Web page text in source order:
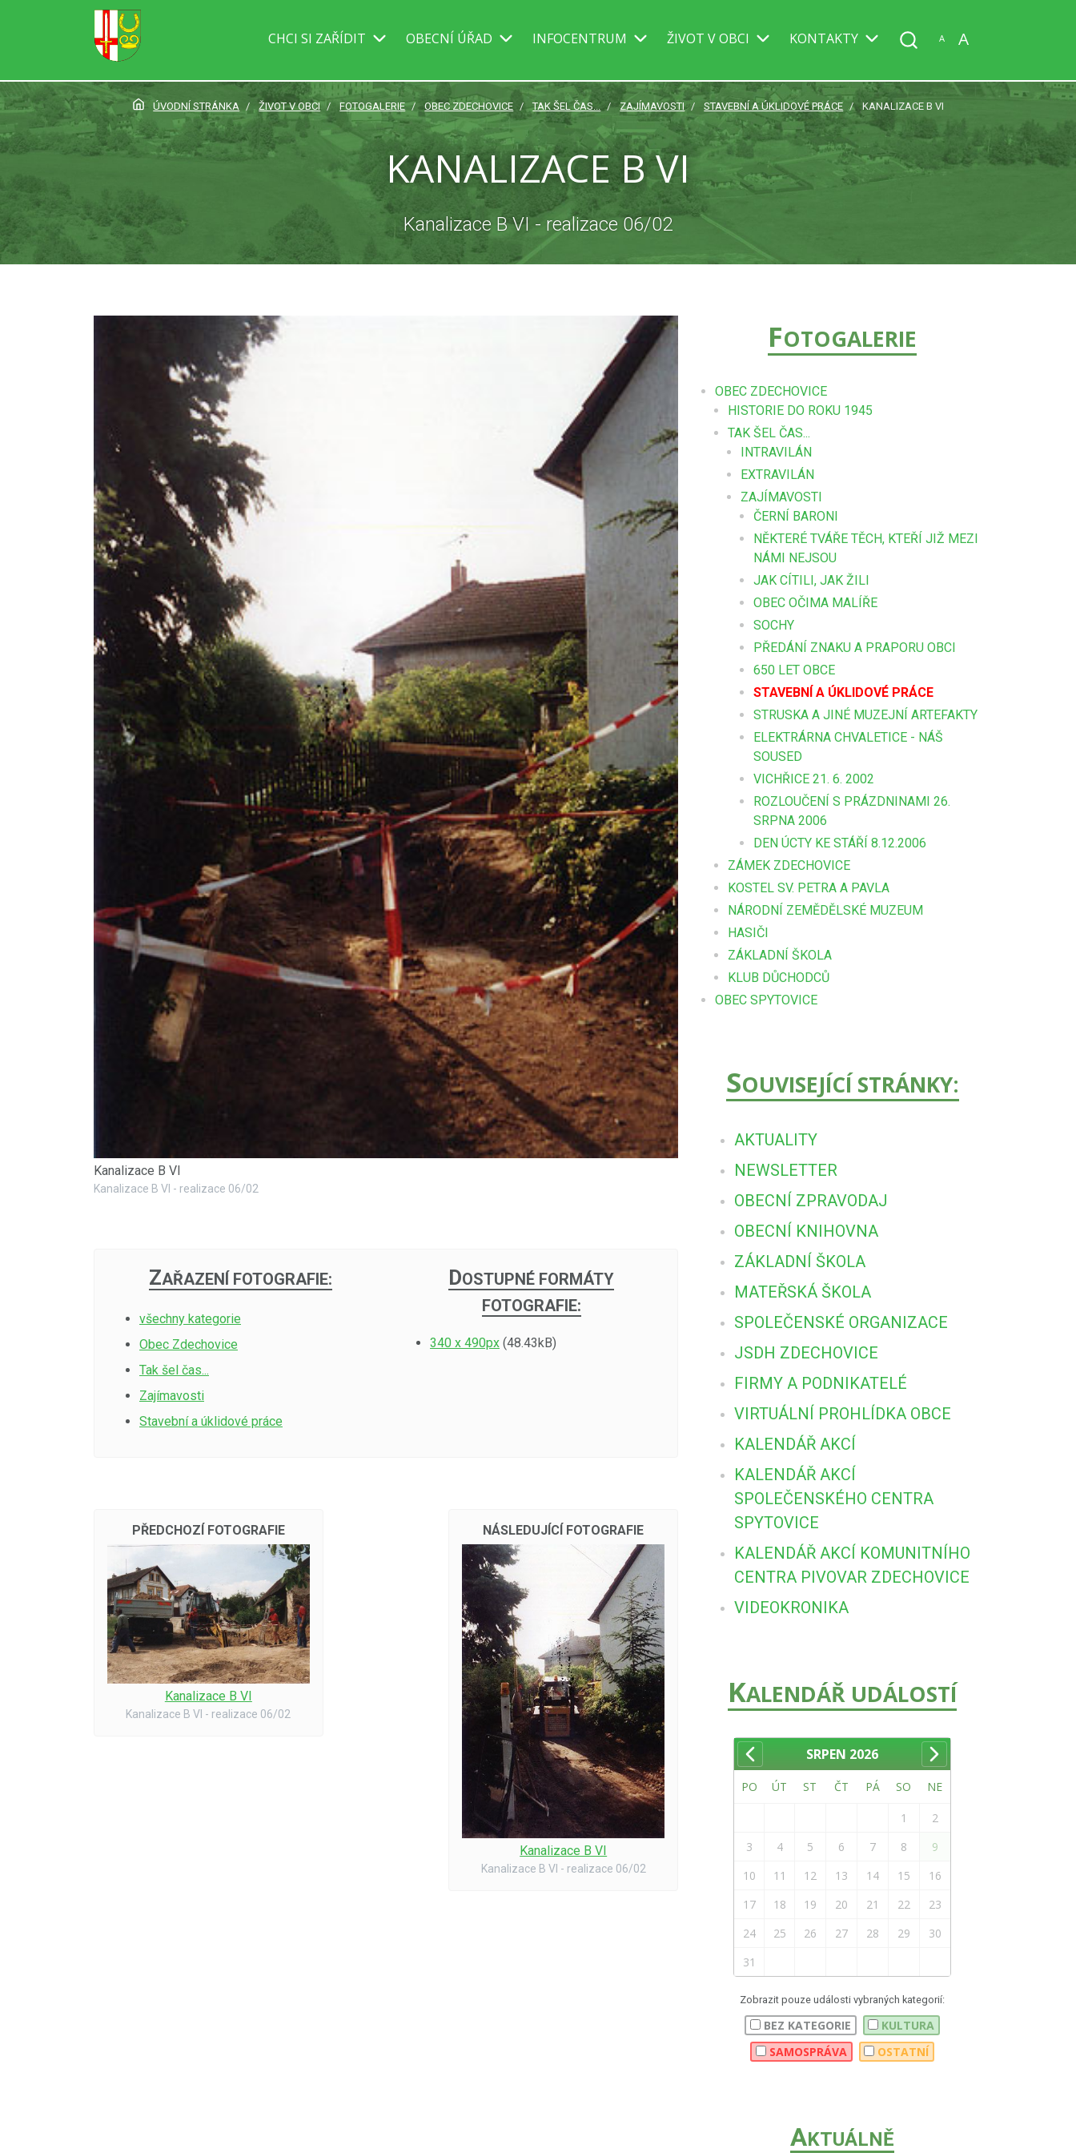
CHCI SI ZAŘÍDIT OBECNÍ ÚŘAD INFOCENTRUM ŽIVOT V OBCI KONTAKTY A A
ÚVODNÍ STRÁNKA ŽIVOT V OBCI FOTOGALERIE OBEC ZDECHOVICE TAK ŠEL ČAS... ZAJÍMAVOSTI STAVEBNÍ A ÚKLIDOVÉ PRÁCE KANALIZACE B VI
KANALIZACE B VI
Kanalizace B VI - realizace 06/02
Kanalizace B VI
Kanalizace B VI - realizace 06/02
ZAŘAZENÍ FOTOGRAFIE:
všechny kategorie
Obec Zdechovice
Tak šel čas...
Zajímavosti
Stavební a úklidové práce
DOSTUPNÉ FORMÁTY
FOTOGRAFIE:
340 x 490px (48.43kB)
PŘEDCHOZÍ FOTOGRAFIE
Kanalizace B VI
Kanalizace B VI - realizace 06/02
NÁSLEDUJÍCÍ FOTOGRAFIE
Kanalizace B VI
Kanalizace B VI - realizace 06/02
FOTOGALERIE
OBEC ZDECHOVICE
HISTORIE DO ROKU 1945
TAK ŠEL ČAS...
INTRAVILÁN
EXTRAVILÁN
ZAJÍMAVOSTI
ČERNÍ BARONI
NĚKTERÉ TVÁŘE TĚCH, KTEŘÍ JIŽ MEZI
NÁMI NEJSOU
JAK CÍTILI, JAK ŽILI
OBEC OČIMA MALÍŘE
SOCHY
PŘEDÁNÍ ZNAKU A PRAPORU OBCI
650 LET OBCE
STAVEBNÍ A ÚKLIDOVÉ PRÁCE
STRUSKA A JINÉ MUZEJNÍ ARTEFAKTY
ELEKTRÁRNA CHVALETICE - NÁŠ
SOUSED
VICHŘICE 21. 6. 2002
ROZLOUČENÍ S PRÁZDNINAMI 26.
SRPNA 2006
DEN ÚCTY KE STÁŘÍ 8.12.2006
ZÁMEK ZDECHOVICE
KOSTEL SV. PETRA A PAVLA
NÁRODNÍ ZEMĚDĚLSKÉ MUZEUM
HASIČI
ZÁKLADNÍ ŠKOLA
KLUB DŮCHODCŮ
OBEC SPYTOVICE
SOUVISEJÍCÍ STRÁNKY:
AKTUALITY
NEWSLETTER
OBECNÍ ZPRAVODAJ
OBECNÍ KNIHOVNA
ZÁKLADNÍ ŠKOLA
MATEŘSKÁ ŠKOLA
SPOLEČENSKÉ ORGANIZACE
JSDH ZDECHOVICE
FIRMY A PODNIKATELÉ
VIRTUÁLNÍ PROHLÍDKA OBCE
KALENDÁŘ AKCÍ
KALENDÁŘ AKCÍ
SPOLEČENSKÉHO CENTRA
SPYTOVICE
KALENDÁŘ AKCÍ KOMUNITNÍHO
CENTRA PIVOVAR ZDECHOVICE
VIDEOKRONIKA
KALENDÁŘ UDÁLOSTÍ
SRPEN 2026
PO ÚT ST ČT PÁ SO NE
1
2
3
4 5 6 7 8
9
10
11 12 13 14 15
16
17
18 19 20 21 22
23
24
25 26 27 28 29
30
31
Zobrazit pouze události vybraných kategorií:
BEZ KATEGORIE
KULTURA
SAMOSPRÁVA
OSTATNÍ
AKTUÁLNĚ